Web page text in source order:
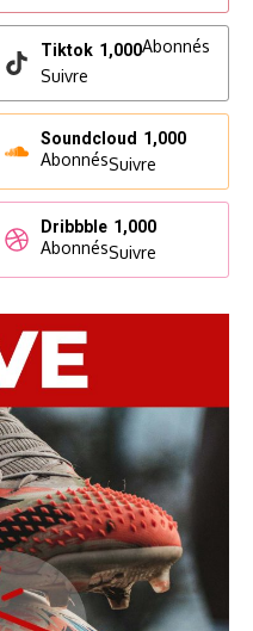
Tiktok 1,000Abonnés
Suivre
Soundcloud 1,000
AbonnésSuivre
Dribbble 1,000
AbonnésSuivre